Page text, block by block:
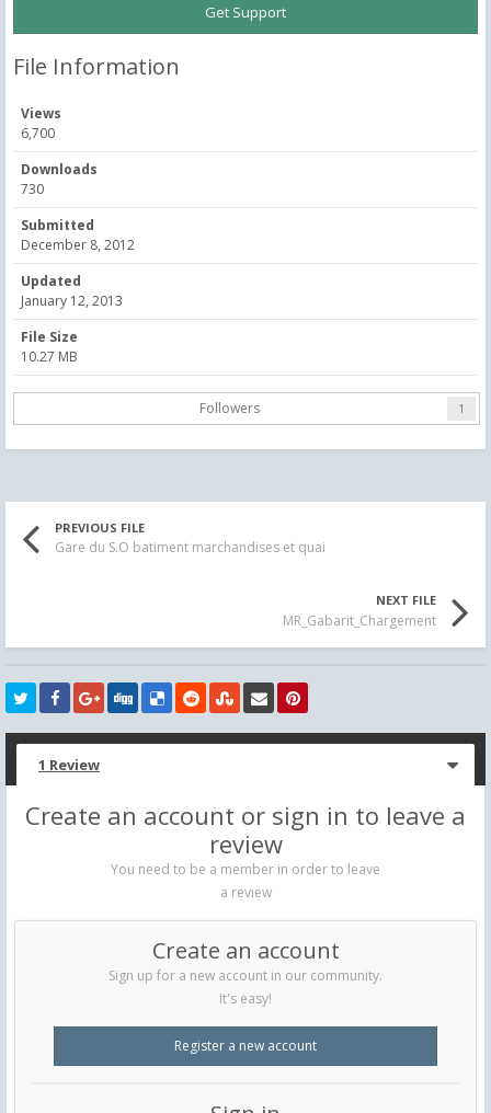
Get Support
File Information
Views
6,700
Downloads
730
Submitted
December 8, 2012
Updated
January 12, 2013
File Size
10.27 MB
Followers 1
PREVIOUS FILE
Gare du S.O batiment marchandises et quai
NEXT FILE
MR_Gabarit_Chargement
1 Review
Create an account or sign in to leave a
review
You need to be a member in order to leave
a review
Create an account
Sign up for a new account in our community.
It's easy!
Register a new account